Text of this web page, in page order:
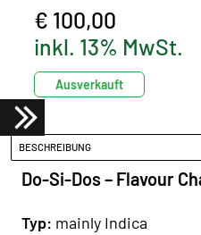
€ 100,00
inkl. 13% MwSt.
Ausverkauft
BESCHREIBUNG
Do-Si-Dos – Flavour
Typ: mainly Indica